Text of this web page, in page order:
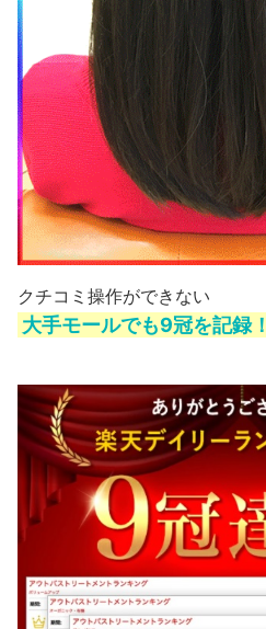
クチコミ操作ができない
大手モールでも9冠を記録！